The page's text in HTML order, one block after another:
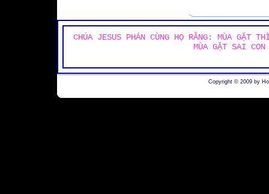
CHÚA JESUS PHÁN CÙNG HỌ RẰNG: MÙA GẶT
MÙA GẶT SAI
Copyright © 2009 by